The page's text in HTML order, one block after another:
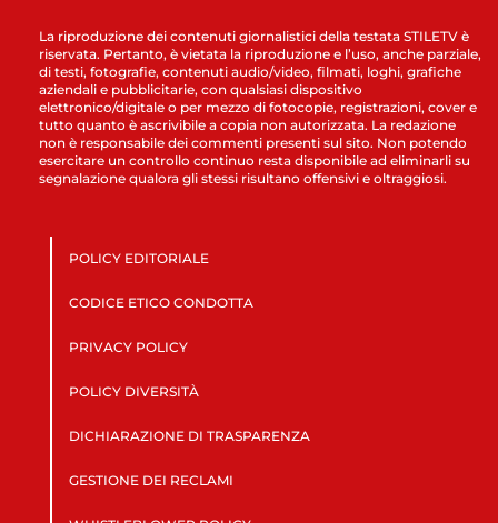
La riproduzione dei contenuti giornalistici della testata STILETV è
riservata. Pertanto, è vietata la riproduzione e l’uso, anche parziale,
di testi, fotografie, contenuti audio/video, filmati, loghi, grafiche
aziendali e pubblicitarie, con qualsiasi dispositivo
elettronico/digitale o per mezzo di fotocopie, registrazioni, cover e
tutto quanto è ascrivibile a copia non autorizzata. La redazione
non è responsabile dei commenti presenti sul sito. Non potendo
esercitare un controllo continuo resta disponibile ad eliminarli su
segnalazione qualora gli stessi risultano offensivi e oltraggiosi.
POLICY EDITORIALE
CODICE ETICO CONDOTTA
PRIVACY POLICY
POLICY DIVERSITÀ
DICHIARAZIONE DI TRASPARENZA
GESTIONE DEI RECLAMI